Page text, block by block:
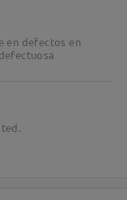
en defectos en